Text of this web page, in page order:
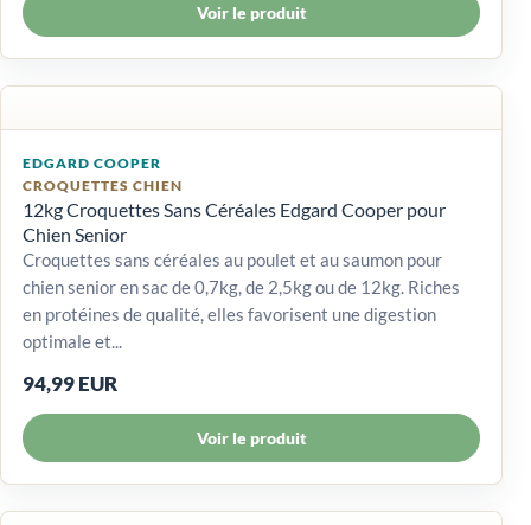
Voir le produit
EDGARD COOPER
CROQUETTES CHIEN
12kg Croquettes Sans Céréales Edgard Cooper pour
Chien Senior
Croquettes sans céréales au poulet et au saumon pour
chien senior en sac de 0,7kg, de 2,5kg ou de 12kg. Riches
en protéines de qualité, elles favorisent une digestion
optimale et...
94,99 EUR
Voir le produit